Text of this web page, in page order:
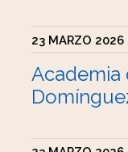
23 MARZO 2026
Academia